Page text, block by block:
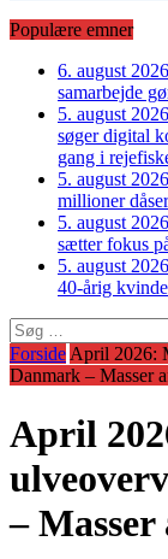
Populære emner
6. august 2026
samarbejde
5. august 2026
søger digital
gang i
5. august 2026
millioner
5. august 2026
sætter fokus
5. august 2026
40-årig
Søg
efter:
Forside April 2026:
Danmark – Masser
April
–